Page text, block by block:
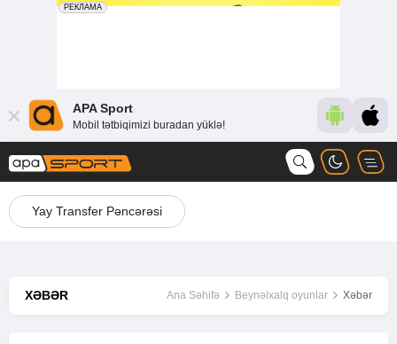
APA Sport
Mobil tətbiqimizi buradan yüklə!
Yay Transfer Pəncərəsi
XƏBƏR Ana Səhifə Beynəlxalq oyunlar Xəbər